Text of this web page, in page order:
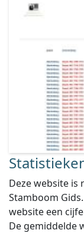
Deze website is
Stamboom
website een
De gemiddelde